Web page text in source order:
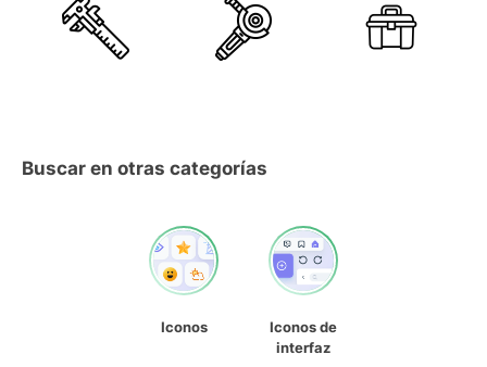
Buscar en otras categorías
Iconos
Iconos de
interfaz